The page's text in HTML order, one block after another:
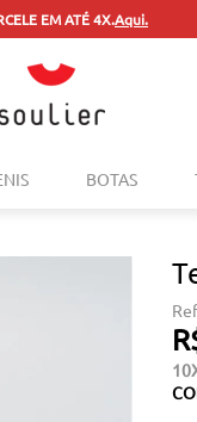
EM ATÉ 4X.Aqui.
BOTAS
10